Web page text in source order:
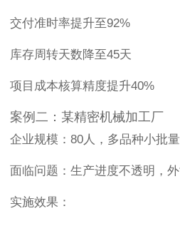
交付准时率提升至92%
库存周转天数降至45天
项目成本核算精度提升40%
案例二：某精密机械加工厂
企业规模：80人，多品种小批量
面临问题：生产进度不透明，外
实施效果：